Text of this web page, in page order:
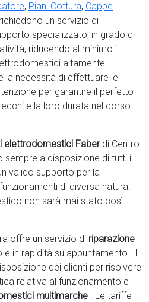
, Piani Cottura, Cappe.
un servizio di
specializzato, in grado di
riducendo al minimo i
altamente
la necessità di effettuare le
per garantire il perfetto
e la loro durata nel corso
elettrodomestici Faberdi Centro
sempre a disposizione di tutti i
valido supporto per la
di diversa natura.
non sarà mai stato così
offre un servizio di riparazione
e in rapidità su appuntamento. Il
dei clienti per risolvere
relativa al funzionamento e
multimarche . Le tariffe